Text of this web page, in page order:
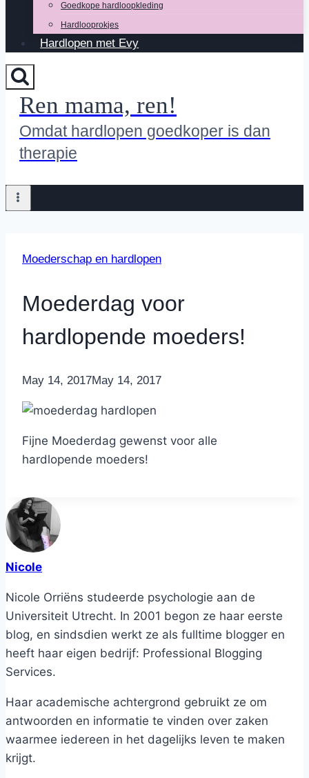
Goedkope hardloopkleding
Hardlooprokjes
Hardlopen met Evy
Ren mama, ren!
Omdat hardlopen goedkoper is dan
therapie
Moederschap en hardlopen
Moederdag voor
hardlopende moeders!
ByNicole
May 14, 2017May 14, 2017
Fijne Moederdag gewenst voor alle
hardlopende moeders!
Nicole
Nicole Orriëns studeerde psychologie aan de
Universiteit Utrecht. In 2001 begon ze haar eerste
blog, en sindsdien werkt ze als fulltime blogger en
heeft haar eigen bedrijf: Professional Blogging
Services.
Haar academische achtergrond gebruikt ze om
antwoorden en informatie te vinden over zaken
waarmee iedereen in het dagelijks leven te maken
krijgt.